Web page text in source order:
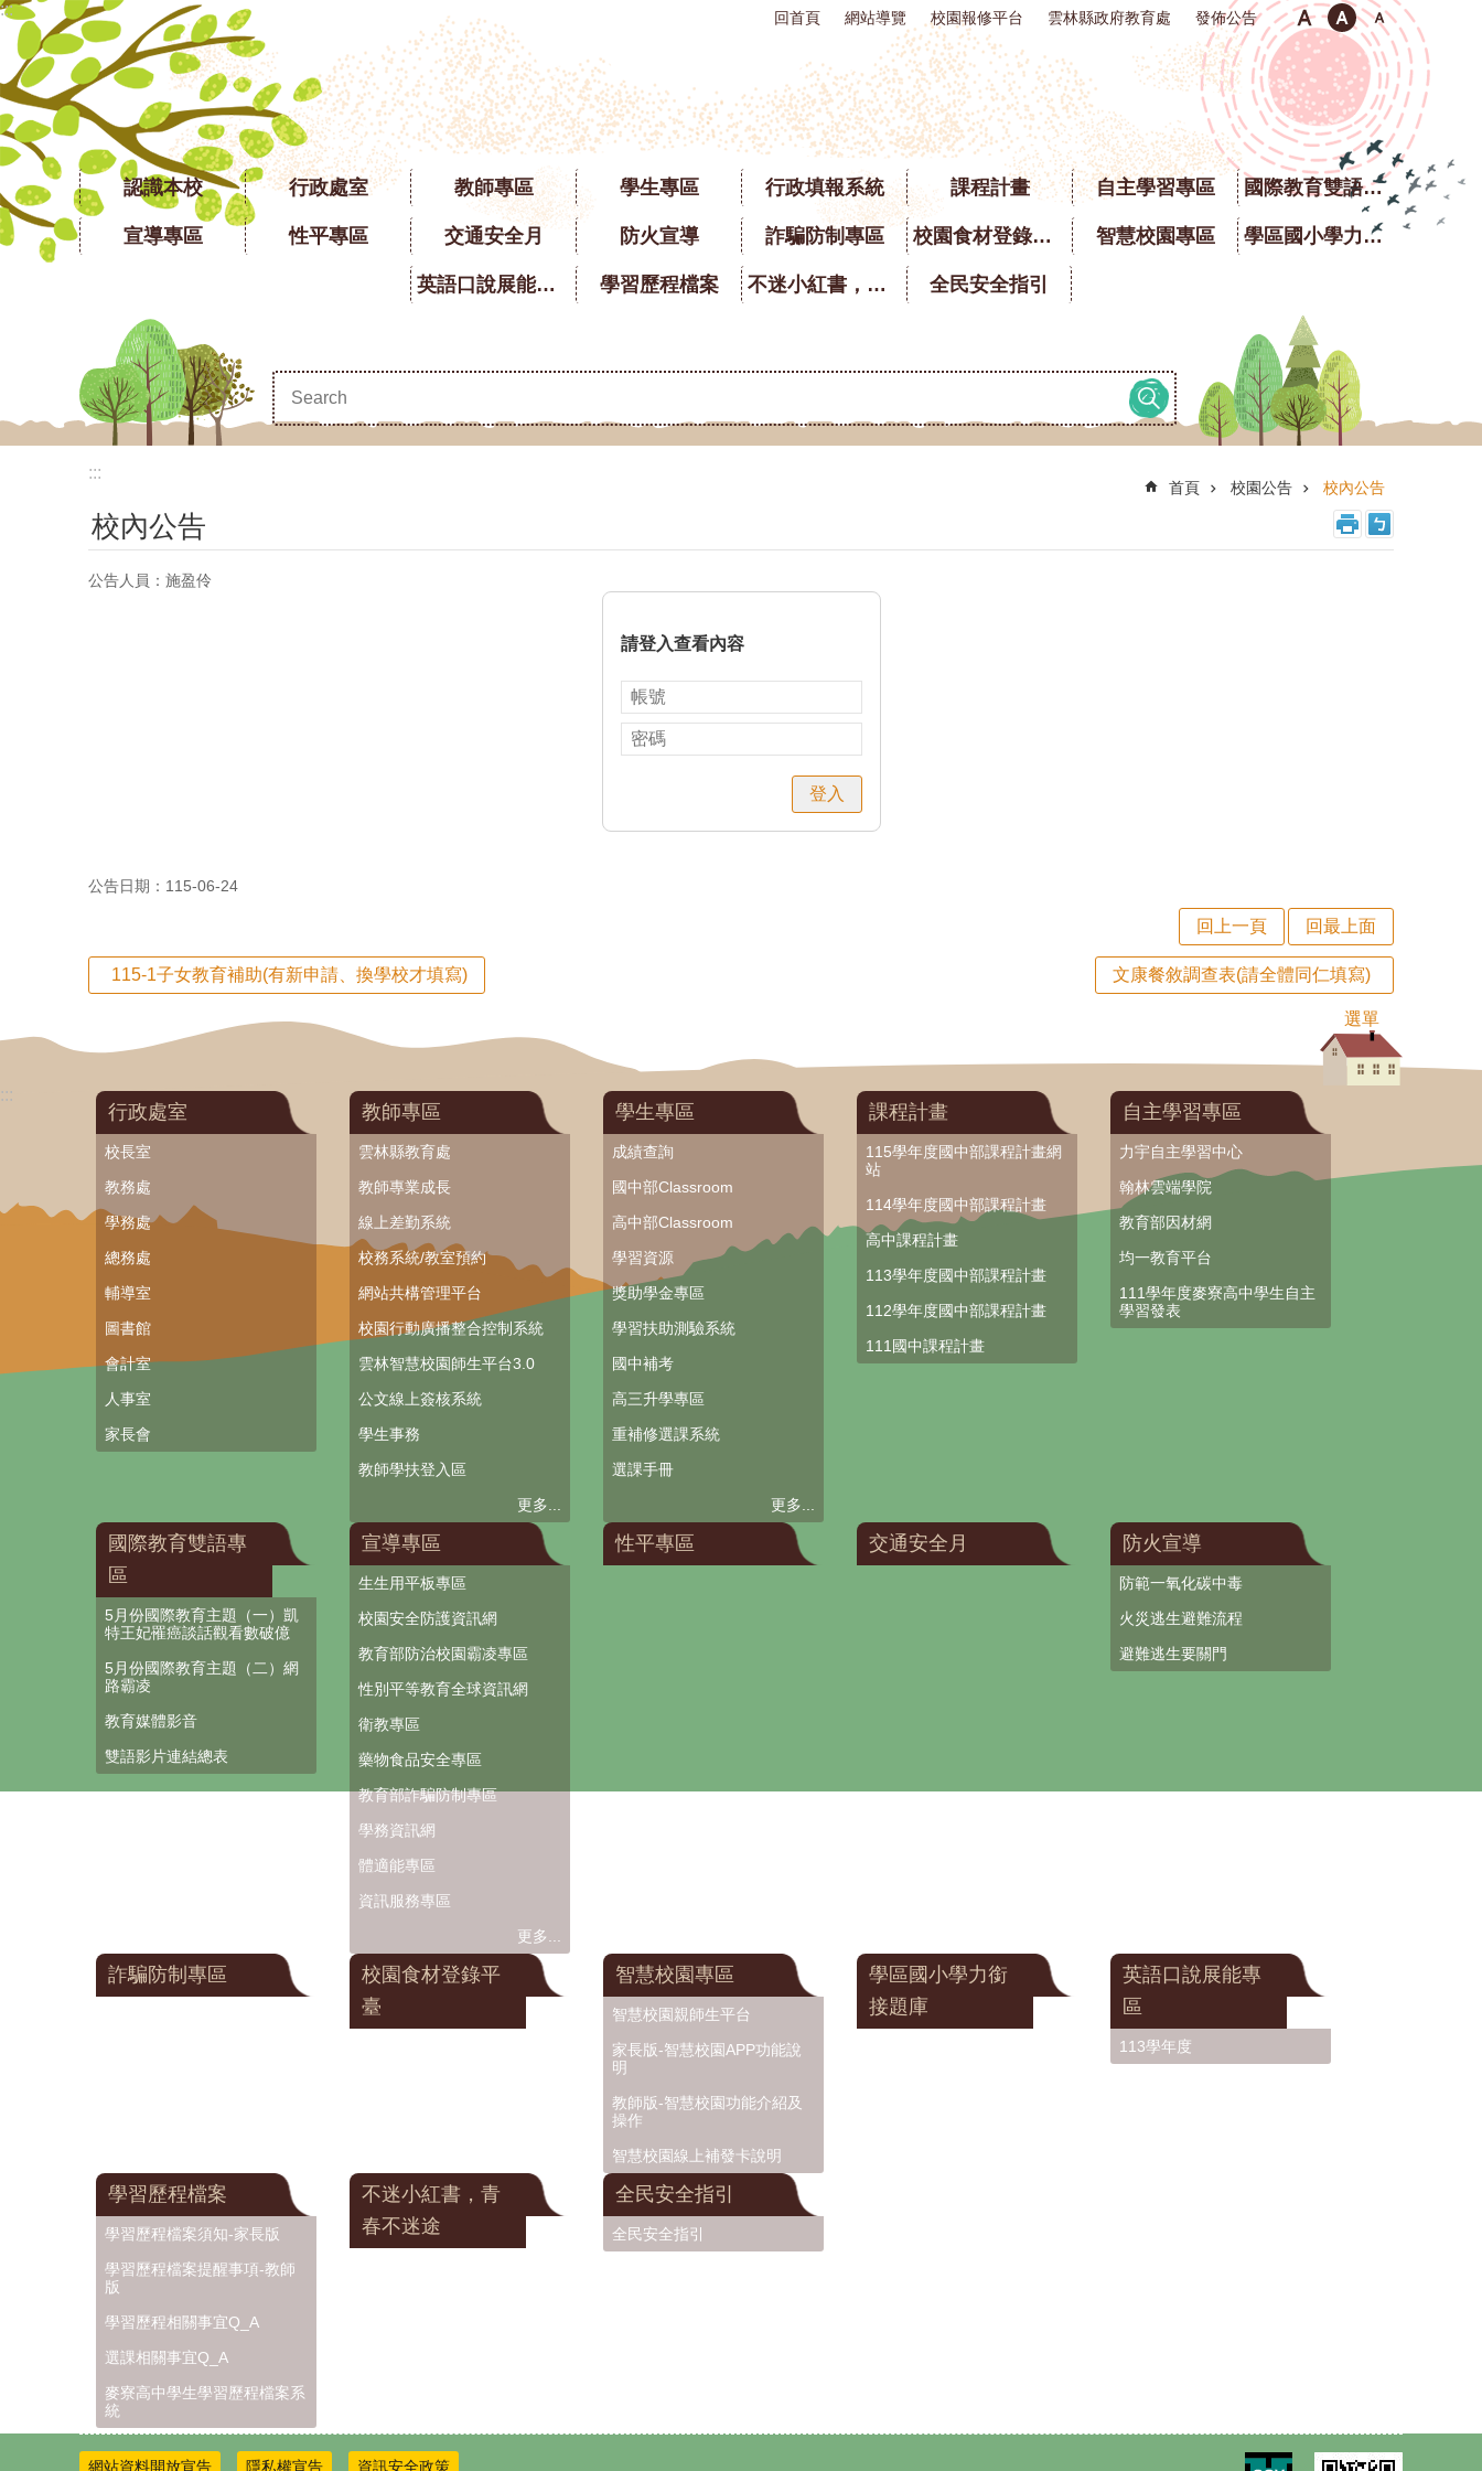
跳到主要內容區塊
::: 回首頁 網站導覽 校園報修平台 雲林縣政府教育處 發佈公告
認識本校 行政處室 教師專區 學生專區 行政填報系統 課程計畫 自主學習專區 國際教育雙語專區
宣導專區 性平專區 交通安全月 防火宣導 詐騙防制專區 校園食材登錄平臺 智慧校園專區 學區國小學力銜接題庫
英語口說展能專區 學習歷程檔案 不迷小紅書，青春不迷途 全民安全指引
:::
首頁 校園公告 校內公告
校內公告
公告人員：施盈伶
請登入查看內容
登入
公告日期：115-06-24
回上一頁 回最上面
115-1子女教育補助(有新申請、換學校才填寫) 文康餐敘調查表(請全體同仁填寫)
選單
:::
行政處室
校長室
教務處
學務處
總務處
輔導室
圖書館
會計室
人事室
家長會
教師專區
雲林縣教育處
教師專業成長
線上差勤系統
校務系統/教室預約
網站共構管理平台
校園行動廣播整合控制系統
雲林智慧校園師生平台3.0
公文線上簽核系統
學生事務
教師學扶登入區
更多...
學生專區
成績查詢
國中部Classroom
高中部Classroom
學習資源
獎助學金專區
學習扶助測驗系統
國中補考
高三升學專區
重補修選課系統
選課手冊
更多...
課程計畫
115學年度國中部課程計畫網
站
114學年度國中部課程計畫
高中課程計畫
113學年度國中部課程計畫
112學年度國中部課程計畫
111國中課程計畫
自主學習專區
力宇自主學習中心
翰林雲端學院
教育部因材網
均一教育平台
111學年度麥寮高中學生自主
學習發表
國際教育雙語專
區
5月份國際教育主題（一）凱
特王妃罹癌談話觀看數破億
5月份國際教育主題（二）網
路霸凌
教育媒體影音
雙語影片連結總表
宣導專區
生生用平板專區
校園安全防護資訊網
教育部防治校園霸凌專區
性別平等教育全球資訊網
衛教專區
藥物食品安全專區
教育部詐騙防制專區
學務資訊網
體適能專區
資訊服務專區
更多...
性平專區 交通安全月 防火宣導
防範一氧化碳中毒
火災逃生避難流程
避難逃生要關門
詐騙防制專區
校園食材登錄平
臺
智慧校園專區
智慧校園親師生平台
家長版-智慧校園APP功能說
明
教師版-智慧校園功能介紹及
操作
智慧校園線上補發卡說明
學區國小學力銜
接題庫
英語口說展能專
區
113學年度
學習歷程檔案
學習歷程檔案須知-家長版
學習歷程檔案提醒事項-教師
版
學習歷程相關事宜Q_A
選課相關事宜Q_A
麥寮高中學生學習歷程檔案系
統
不迷小紅書，青
春不迷途
全民安全指引
全民安全指引
網站資料開放宣告 隱私權宣告 資訊安全政策